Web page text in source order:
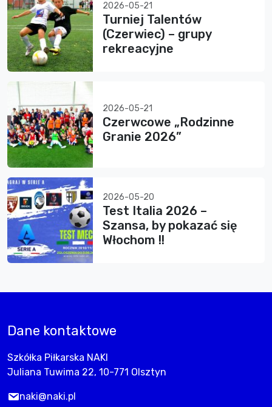
2026-05-21
Turniej Talentów
(Czerwiec) – grupy
rekreacyjne
2026-05-21
Czerwcowe „Rodzinne
Granie 2026”
2026-05-20
Test Italia 2026 –
Szansa, by pokazać się
Włochom !!
Dane kontaktowe
Szkółka Piłkarska NAKI
Juliana Tuwima 22, 10-771 Olsztyn
naki@naki.pl